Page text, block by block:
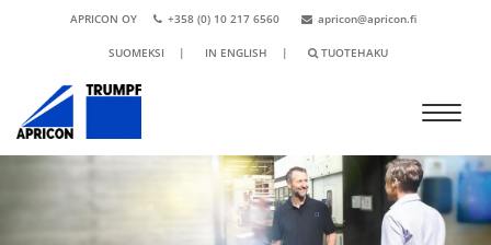
APRICON OY +358 (0) 10 217 6560 apricon@apricon.fi
SUOMEKSI | IN ENGLISH | TUOTEHAKU